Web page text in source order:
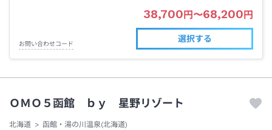
38,700円〜68,200円
お問い合わせコード
選択する
ＯＭＯ５函館 ｂｙ 星野リゾート
北海道
函館・湯の川温泉(北海道)